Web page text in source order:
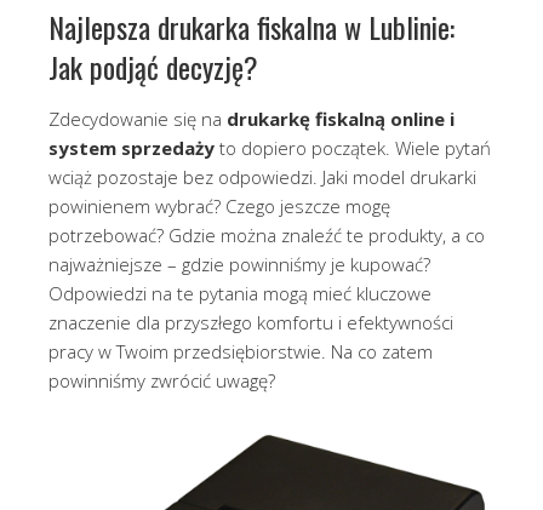
Najlepsza drukarka fiskalna w Lublinie:
Jak podjąć decyzję?
Zdecydowanie się na drukarkę fiskalną online i
system sprzedaży to dopiero początek. Wiele pytań
wciąż pozostaje bez odpowiedzi. Jaki model drukarki
powinienem wybrać? Czego jeszcze mogę
potrzebować? Gdzie można znaleźć te produkty, a co
najważniejsze – gdzie powinniśmy je kupować?
Odpowiedzi na te pytania mogą mieć kluczowe
znaczenie dla przyszłego komfortu i efektywności
pracy w Twoim przedsiębiorstwie. Na co zatem
powinniśmy zwrócić uwagę?